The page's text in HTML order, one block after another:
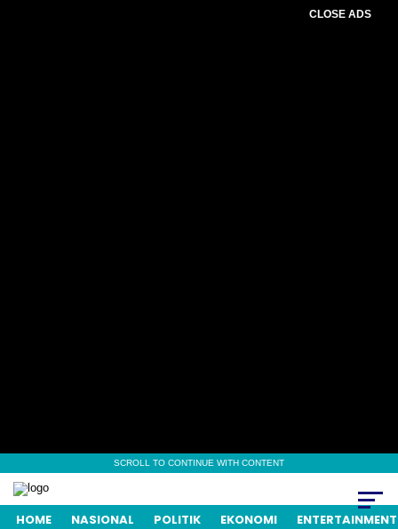
CLOSE ADS
SCROLL TO CONTINUE WITH CONTENT
HOME NASIONAL POLITIK EKONOMI ENTERTAINMENT